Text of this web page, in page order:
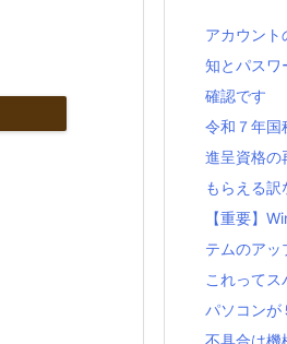
アカウント
知とパスワ
確認です
令和７年国
進呈資格の
もらえる訳
【重要】
テムのアッ
これってス
パソコンが